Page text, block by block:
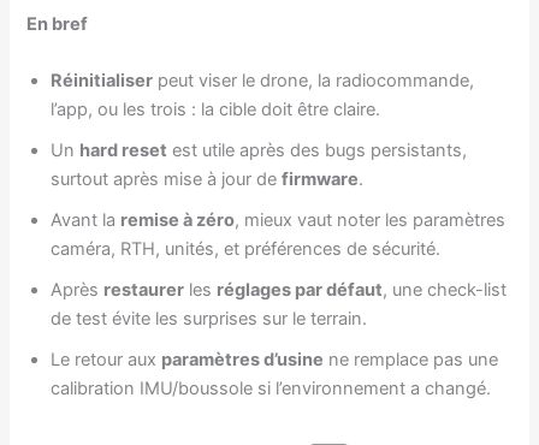
En bref
Réinitialiser peut viser le drone, la radiocommande,
l’app, ou les trois : la cible doit être claire.
Un hard reset est utile après des bugs persistants,
surtout après mise à jour defirmware.
Avant la remise à zéro, mieux vaut noter les paramètres
caméra, RTH, unités, et préférences de sécurité.
Après restaurer les réglages par défaut, une check-list
de test évite les surprises sur le terrain.
Le retour aux paramètres d’usine ne remplace pas une
calibration IMU/boussole si l’environnement a changé.